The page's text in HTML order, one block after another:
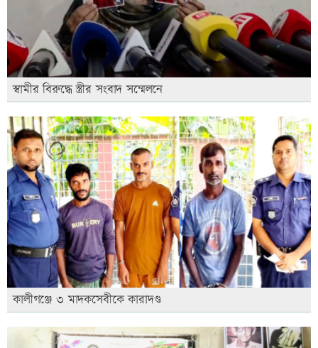
স্বামীর বিরুদ্ধে স্ত্রীর সংবাদ সম্মেলনে
কালীগঞ্জে ৩ মাদকসেবীকে কারাদণ্ড